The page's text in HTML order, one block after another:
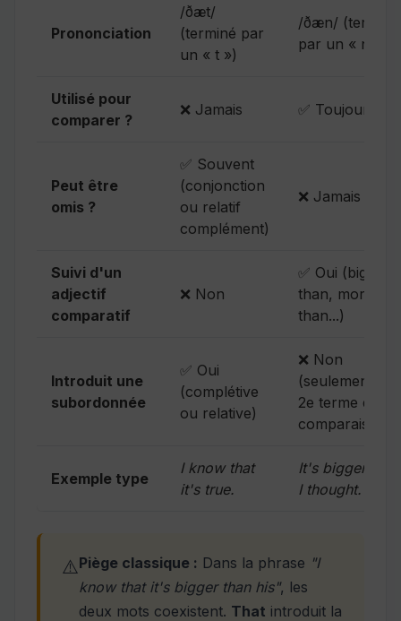
Prononciation
/ðæt/
(terminé par
un « t »)
/ðæn/ (terminé
par un « n »)
Utilisé pour
comparer ?
❌ Jamais ✅ Toujours
Peut être
omis ?
✅ Souvent
(conjonction
ou relatif
complément)
❌ Jamais
Suivi d'un
adjectif
comparatif
❌ Non
✅ Oui (bigger
than, more
than...)
Introduit une
subordonnée
✅ Oui
(complétive
ou relative)
❌ Non
(seulement le
2e terme de
comparaison)
Exemple type
I know that
it's true.
It's bigger than
I thought.
⚠️Piège classique : Dans la phrase "I
know that it's bigger than his", les
deux mots coexistent. That introduit la